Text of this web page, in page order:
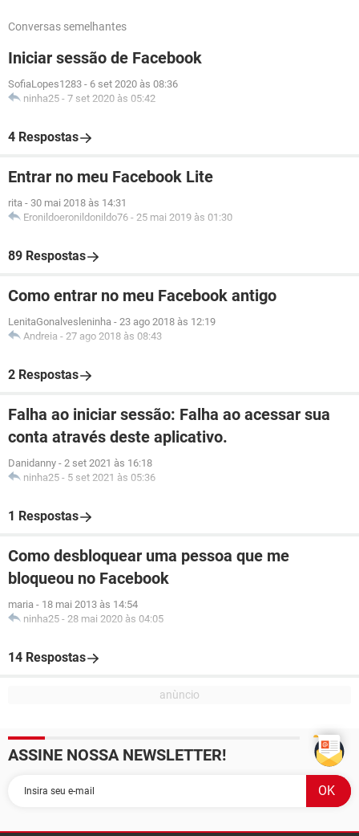
Conversas semelhantes
Iniciar sessão de Facebook
SofiaLopes1283 - 6 set 2020 às 08:36
ninha25 - 7 set 2020 às 05:42
4 Respostas
Entrar no meu Facebook Lite
rita - 30 mai 2018 às 14:31
Eronildoeronildonildo76 - 25 mai 2019 às 01:30
89 Respostas
Como entrar no meu Facebook antigo
LenitaGonalvesleninha - 23 ago 2018 às 12:19
Andreia - 27 ago 2018 às 08:43
2 Respostas
Falha ao iniciar sessão: Falha ao acessar sua
conta através deste aplicativo.
Danidanny - 2 set 2021 às 16:18
ninha25 - 5 set 2021 às 05:36
1 Respostas
Como desbloquear uma pessoa que me
bloqueou no Facebook
maria - 18 mai 2013 às 14:54
ninha25 - 28 mai 2020 às 04:05
14 Respostas
ASSINE NOSSA NEWSLETTER!